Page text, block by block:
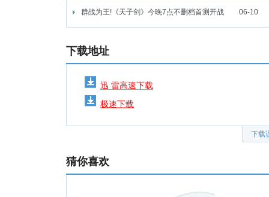
06-10
群战为王!《天子剑》今晚7点不删档首测开战
下载地址
迅 雷高速下载
极速下载
下载
猜你喜欢